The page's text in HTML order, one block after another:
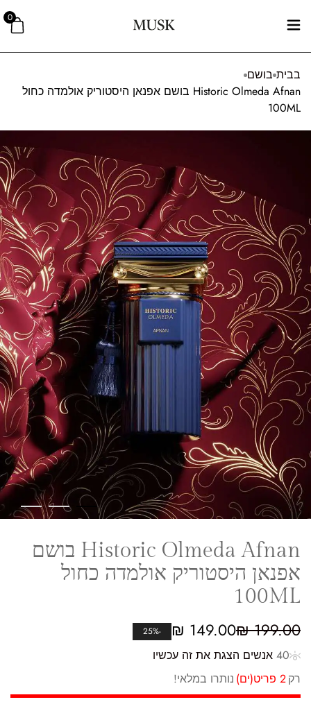
0
בבית בושם
Historic Olmeda Afnan בושם אפנאן היסטוריק אולמדה כחול
100ML
Historic Olmeda Afnan בושם
אפנאן היסטוריק אולמדה כחול
100ML
199.00
₪
149.00
₪
-25%
40 אנשים הצגת את זה עכשיו
רק2 פריט(ים) נותרו במלאי!